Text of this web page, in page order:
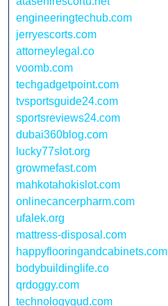
engineeringtechub.com
jerryescorts.com
attorneylegal.co
voomb.com
techgadgetpoint.com
tvsportsguide24.com
sportsreviews24.com
dubai360blog.com
lucky77slot.org
growmefast.com
mahkotahokislot.com
onlinecancerpharm.com
ufalek.org
mattress-disposal.com
happyflooringandcabinets.com
bodybuildinglife.co
qrdoggy.com
technologygud.com